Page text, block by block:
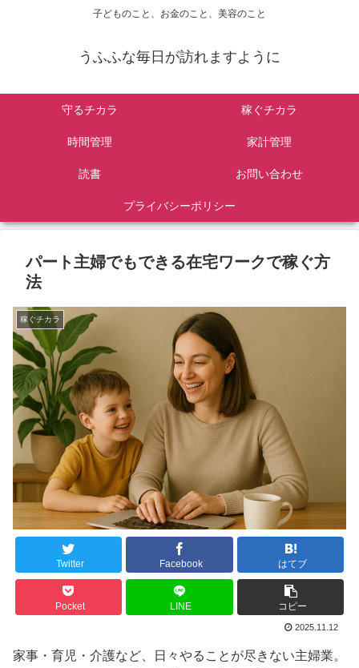
子どものこと、お金のこと、美容のこと
うふふな毎日が訪れますように
守るチカラ 稼ぐチカラ
時間管理 家計管理
読書 お問い合わせ
プライバシーポリシー
パート主婦でもできる在宅ワークで稼ぐ方
法
稼ぐチカラ
Twitter Facebook はてブ
Pocket LINE コピー
2025.11.12
家事・育児・介護など、日々やることが尽きない主婦業。